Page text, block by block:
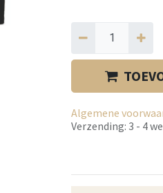
Algemene
Verzending: 3 - 4